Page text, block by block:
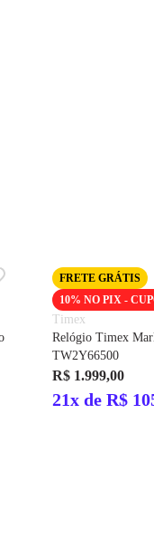
FRETE GRÁTIS
10% NO PIX -
Timex
Relógio Timex
TW2Y66500
R$ 1.999,00
21x de R$